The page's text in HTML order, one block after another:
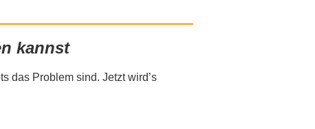
kannst
das Problem sind. Jetzt wird’s